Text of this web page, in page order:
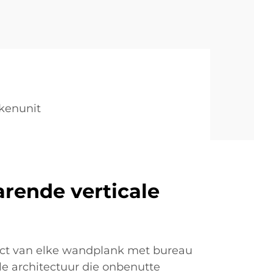
verticale
van elke wandplank met bureau
architectuur die onbenutte